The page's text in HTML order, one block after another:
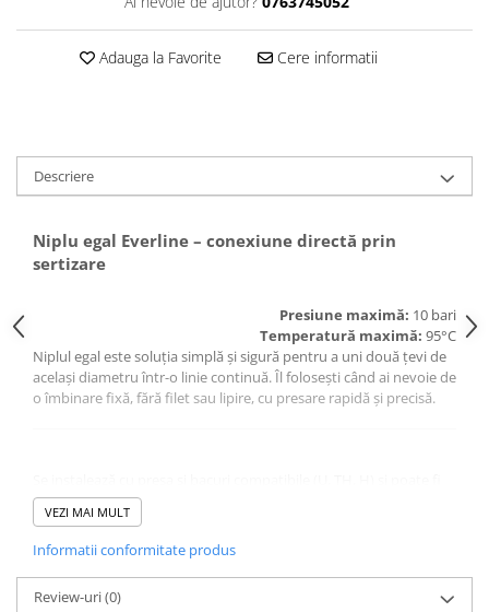
Pompă de căldură
Adauga la Favorite Cere informatii
Descriere
Niplu egal Everline – conexiune directă prin
sertizare
Presiune maximă: 10 bari
Temperatură maximă: 95°C
Niplul egal este soluția simplă și sigură pentru a uni două țevi de
același diametru într-o linie continuă. Îl folosești când ai nevoie de
o îmbinare fixă, fără filet sau lipire, cu presare rapidă și precisă.
utilizat în instalații de apă rece, apă caldă sau încălzire prin
pardoseală. Designul său compact îl face util mai ales când vrei să
prelungesti un traseu fără adaptări inutile.
VEZI MAI MULT
Informatii conformitate produs
Review-uri(0)